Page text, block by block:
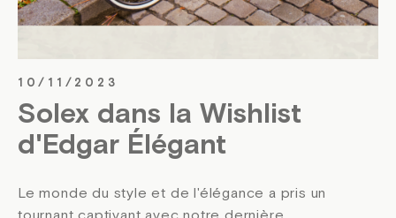
10/11/2023
Solex dans la Wishlist
d'Edgar Élégant
Le monde du style et de l'élégance a pris un